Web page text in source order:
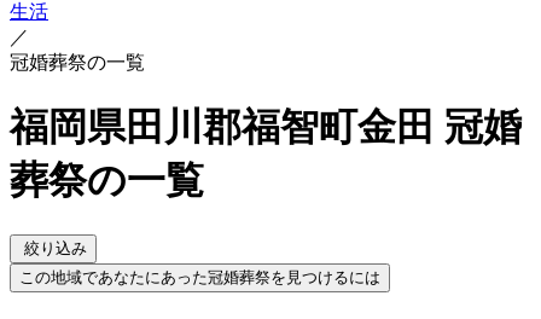
生活
／
冠婚葬祭の一覧
福岡県田川郡福智町金田 冠婚
葬祭の一覧
絞り込み
この地域であなたにあった冠婚葬祭を見つけるには